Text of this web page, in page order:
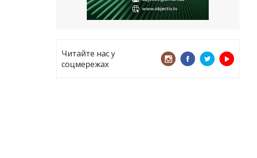
15.05.2026
Читайте нас у
соцмережах